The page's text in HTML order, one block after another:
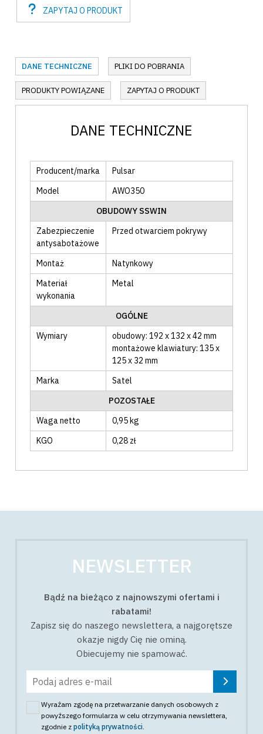
ZAPYTAJO PRODUKT
DANE TECHNICZNE PLIKI DO POBRANIA
PRODUKTY POWIĄZANE ZAPYTAJ O PRODUKT
DANE TECHNICZNE
Producent/marka
Pulsar
Model
AWO350
OBUDOWY SSWIN
Zabezpieczenie
antysabotażowe
Przed otwarciem pokrywy
Montaż
Natynkowy
Materiał
wykonania
Metal
OGÓLNE
Wymiary
obudowy: 192 x 132 x 42 mm
montażowe klawiatury: 135 x
125 x 32 mm
Marka
Satel
POZOSTAŁE
Waga netto
0,95 kg
KGO
0,28 zł
NEWSLETTER
Bądź na bieżąco z najnowszymi ofertami i
rabatami!
Zapisz się do naszego newslettera, a najgorętsze
okazje nigdy Cię nie ominą.
Obiecujemy nie spamować.
Wyrażam zgodę na przetwarzanie danych osobowych z
powyższego formularza w celu otrzymywania newslettera,
zgodnie z polityką prywatności.